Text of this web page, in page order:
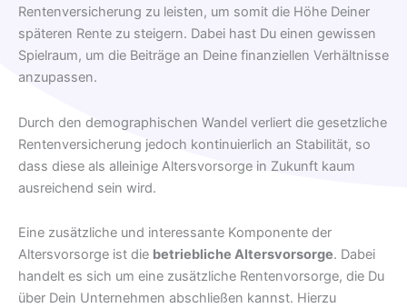
Rentenversicherung zu leisten, um somit die Höhe Deiner
späteren Rente zu steigern. Dabei hast Du einen gewissen
Spielraum, um die Beiträge an Deine finanziellen Verhältnisse
anzupassen.
Durch den demographischen Wandel verliert die gesetzliche
Rentenversicherung jedoch kontinuierlich an Stabilität, so
dass diese als alleinige Altersvorsorge in Zukunft kaum
ausreichend sein wird.
Eine zusätzliche und interessante Komponente der
Altersvorsorge ist die betriebliche Altersvorsorge. Dabei
handelt es sich um eine zusätzliche Rentenvorsorge, die Du
über Dein Unternehmen abschließen kannst. Hierzu